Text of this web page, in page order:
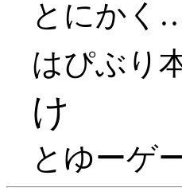
とにかく…
はぴぶり
け
とゆーゲ